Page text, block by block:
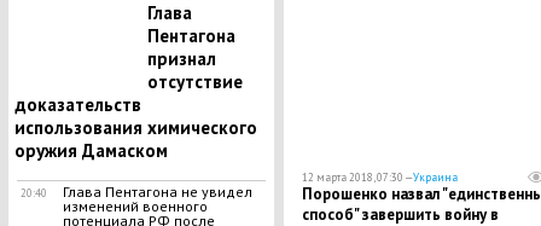
Глава
Пентагона
признал
отсутствие
доказательств
использования химического
оружия Дамаском
20:40
Глава Пентагона не увидел
изменений военного
потенциала РФ после
12 марта 2018, 07:30 —Украина
Порошенко назвал
способ" завершить войну в